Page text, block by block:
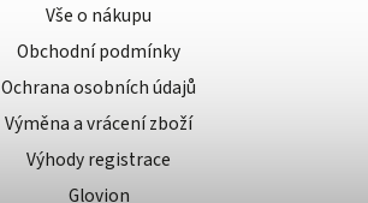
Vše o nákupu
Obchodní podmínky
Ochrana osobních údajů
Výměna a vrácení zboží
Výhody registrace
Glovion